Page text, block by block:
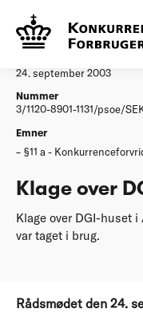
Afgørelser
24. september 2003
Nummer
3/1120-8901-1131/psoe/
Emner
§11 a -
Klage over
Klage over DGI-huset
var taget i brug.
Rådsmødet den 24.